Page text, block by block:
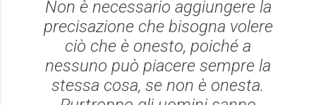
Non è necessario aggiungere la
precisazione che bisogna volere
ciò che è onesto, poiché a
nessuno può piacere sempre la
stessa cosa, se non è onesta.